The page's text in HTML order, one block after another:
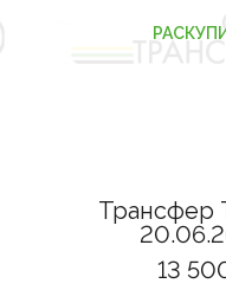
Трансфер
13